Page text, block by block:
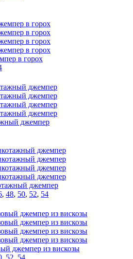
в горох
джемпер
джемпер
, 48, 50, 52, 54
джемпер из вискозы
52 54